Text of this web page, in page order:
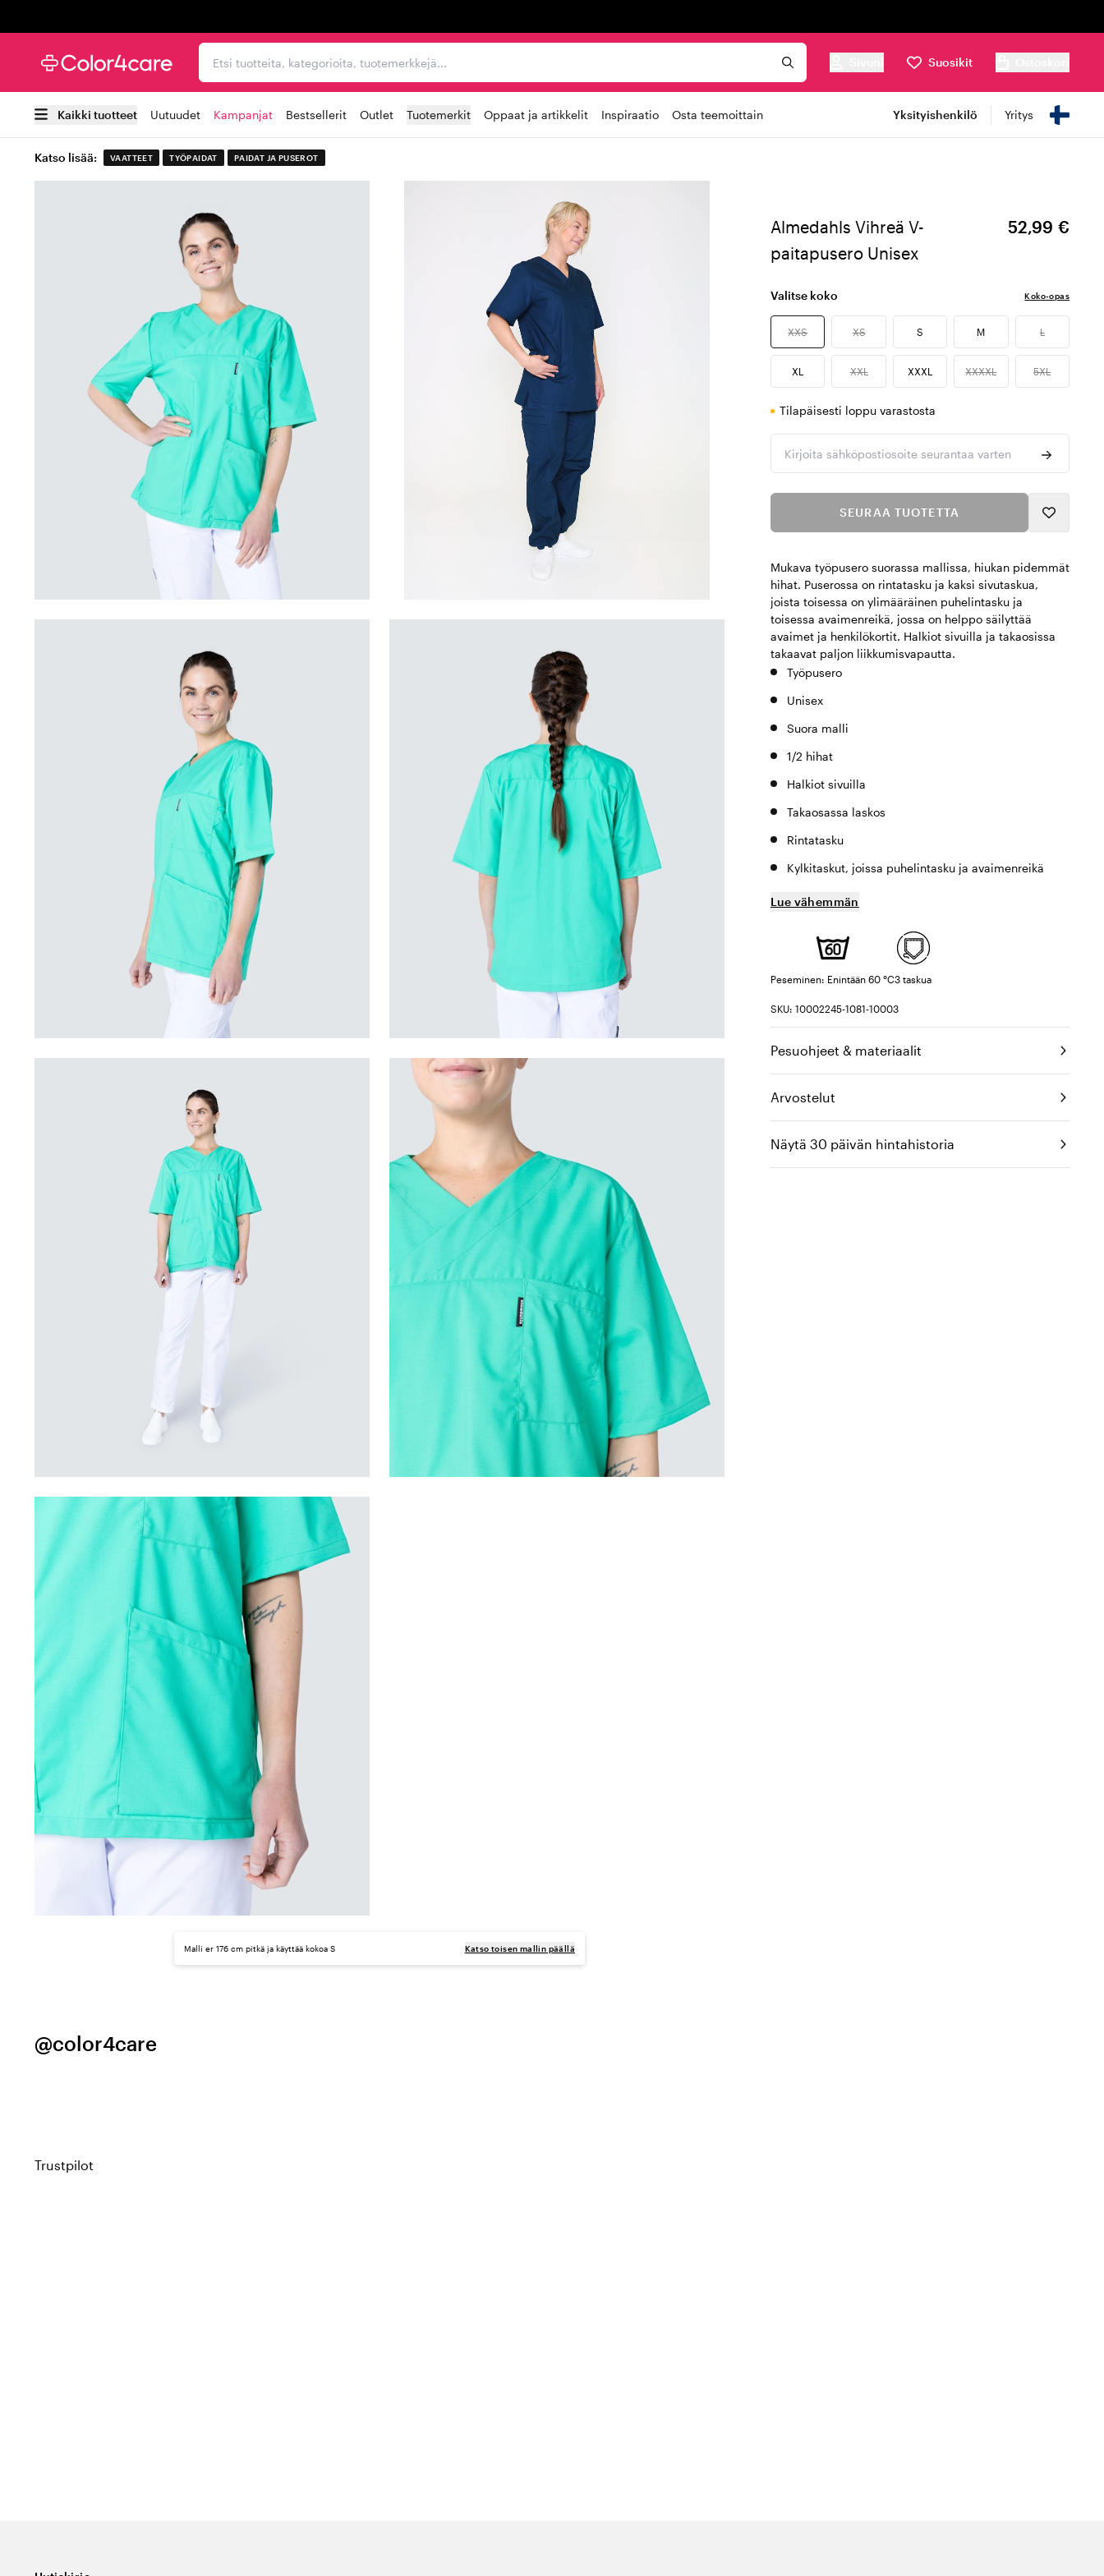
Etsi tuotteita, kategorioita, tuotemerkkejä...
Suosikit
Kaikki tuotteet Uutuudet Kampanjat Bestsellerit Outlet Tuotemerkit Oppaat ja artikkelit Inspiraatio Osta teemoittain Yksityishenkilö Yritys
Katso lisää: VAATTEET TYÖPAIDAT PAIDAT JA PUSEROT
Malli er 176 cm pitkä ja käyttää kokoa S Katso toisen mallin päällä
Almedahls Vihreä V-
paitapusero Unisex
52,99 €
Valitse koko Koko-opas
XXS XS S M L
XL XXL XXXL XXXXL 5XL
Tilapäisesti loppu varastosta
SEURAA TUOTETTA
Mukava työpusero suorassa mallissa, hiukan pidemmät
hihat. Puserossa on rintatasku ja kaksi sivutaskua,
joista toisessa on ylimääräinen puhelintasku ja
toisessa avaimenreikä, jossa on helppo säilyttää
avaimet ja henkilökortit. Halkiot sivuilla ja takaosissa
takaavat paljon liikkumisvapautta.
Työpusero
Unisex
Suora malli
1/2 hihat
Halkiot sivuilla
Takaosassa laskos
Rintatasku
Kylkitaskut, joissa puhelintasku ja avaimenreikä
Lue vähemmän
Peseminen: Enintään 60 °C3 taskua
SKU: 10002245-1081-10003
Pesuohjeet & materiaalit
Arvostelut
Näytä 30 päivän hintahistoria
@color4care
Trustpilot